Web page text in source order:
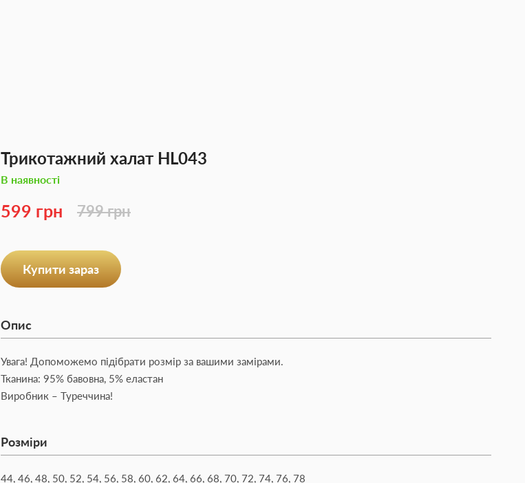
Трикотажний халат HL043
В наявності
599 грн 799 грн
Купити зараз
Опис
Увага! Допоможемо підібрати розмір за вашими замірами.
Тканина: 95% бавовна, 5% еластан
Виробник – Туреччина!
Розміри
44, 46, 48, 50, 52, 54, 56, 58, 60, 62, 64, 66, 68, 70, 72, 74, 76, 78